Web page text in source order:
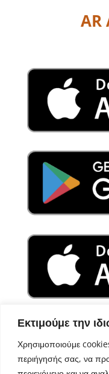
Εκτιμούμε την
Χρησιμοποιούμε
περιήγησής σας, να
AR